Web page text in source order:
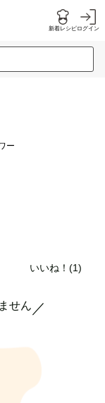
新着レシピログイン
ー
いいね！(1)
せん ／